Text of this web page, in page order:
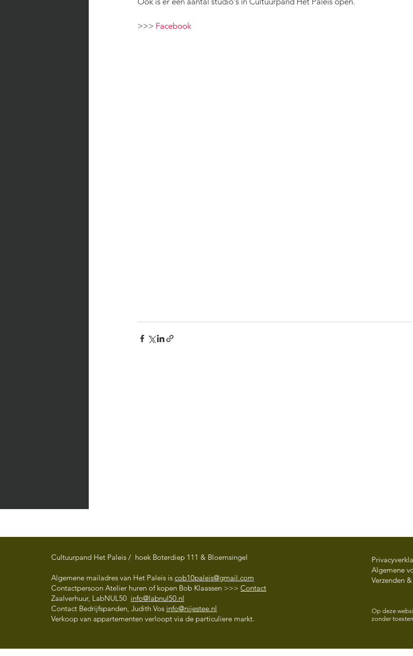
>>> Facebook
Art Market' A Celebration
of Diversity' in The Social
Hub Groningen - 13 juni
Gong and Shaolin Kung Fu
with Berber Geerts
Cultuurpand Het Paleis / hoek Boterdiep 111 & Bloemsingel
Algemene mailadres van Het Paleis is cob10paleis@gmail.com
Contactpersoon Atelier huren of kopen Bob Klaassen >>> Contact
Zaalverhuur, LabNUL50 info@labnul50.nl
Contact Bedrijfspanden, Judith Vos info@nijestee.nl
Verkoop van appartementen verloopt via de particuliere markt.
Algemene
Verzenden
Op deze
zonder